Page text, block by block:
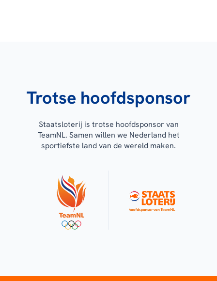
Trotse hoofdsponsor
Staatsloterij is trotse hoofdsponsor van
TeamNL. Samen willen we Nederland het
sportiefste land van de wereld maken.